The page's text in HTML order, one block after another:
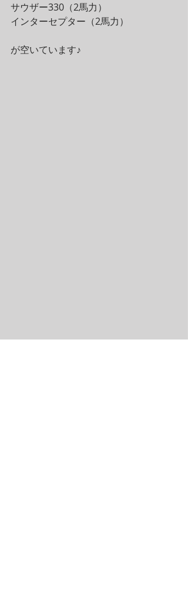
サウザー330（2馬力）
インターセプター（2馬力）
が空いています♪